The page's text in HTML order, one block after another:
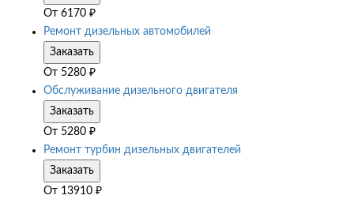
От 6170 ₽
Ремонт дизельных автомобилей
Заказать
От 5280 ₽
Обслуживание дизельного двигателя
Заказать
От 5280 ₽
Ремонт турбин дизельных двигателей
Заказать
От 13910 ₽